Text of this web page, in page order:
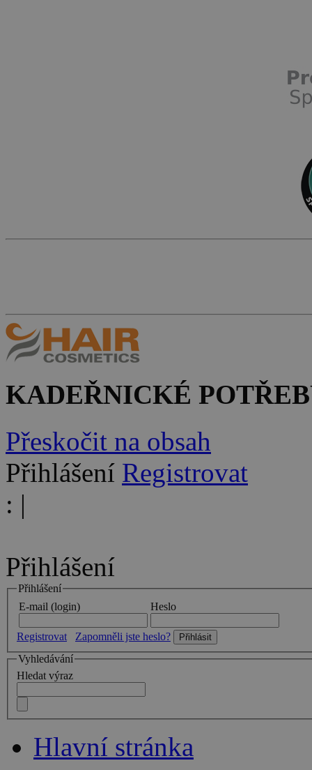
KADEŘNICKÉ
Přeskočit na obsah
Přihlášení Registrovat
: |
Přihlášení
Přihlášení
E-mail (login)
Heslo
Registrovat
Zapomněli jste heslo?
Vyhledávání
Hledat výraz
Hlavní stránka